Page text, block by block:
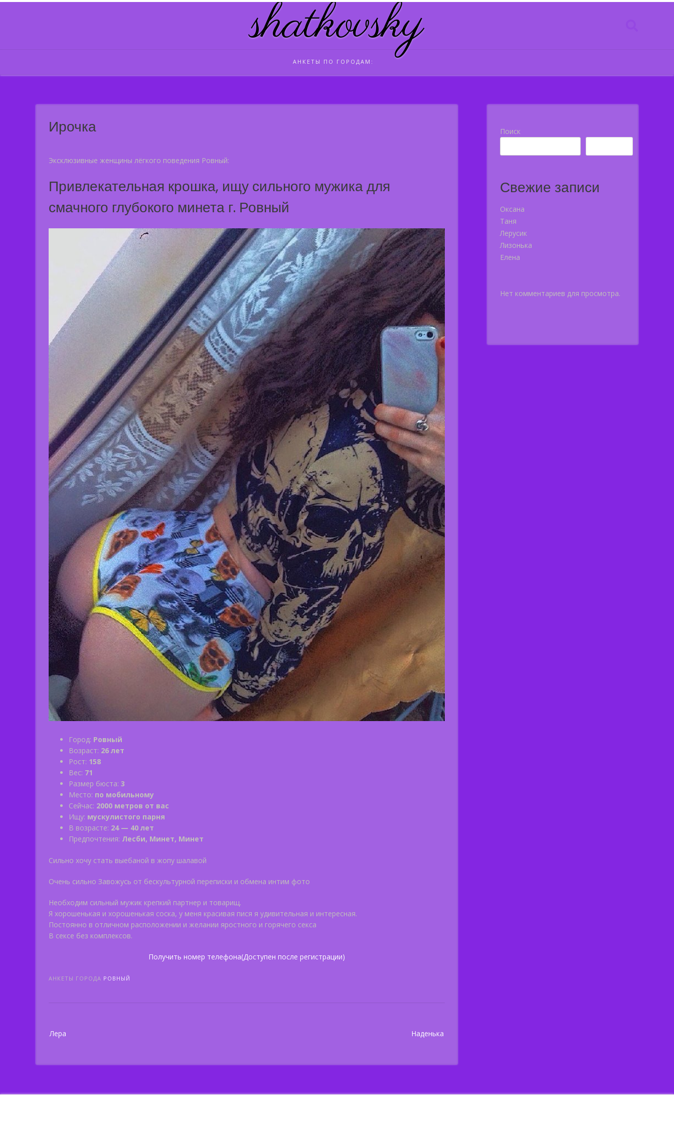
Skip
shatkovsky
АНКЕТЫ ПО ГОРОДАМ:
Ирочка
Эксклюзивные женщины лёгкого поведения Ровный:
Привлекательная крошка, ищу сильного мужика для
смачного глубокого минета г. Ровный
Город: Ровный
Возраст: 26 лет
Рост: 158
Вес: 71
Размер бюста: 3
Место: по мобильному
Сейчас: 2000 метров от вас
Ищу: мускулистого парня
В возрасте: 24 — 40 лет
Предпочтения: Лесби, Минет, Минет
Сильно хочу стать выебаной в жопу шалавой
Очень сильно Завожусь от бескультурной переписки и обмена интим фото
Необходим сильный мужик крепкий партнер и товарищ.
Я хорошенькая и хорошенькая соска, у меня красивая пися я удивительная и интересная.
Постоянно в отличном расположении и желании яростного и горячего секса
В сексе без комплексов.
Получить номер телефона(Доступен после регистрации)
АНКЕТЫ ГОРОДА РОВНЫЙ
navigation
Лера Наденька
Поиск
Свежие записи
Оксана
Таня
Лерусик
Лизонька
Елена
Нет комментариев для просмотра.